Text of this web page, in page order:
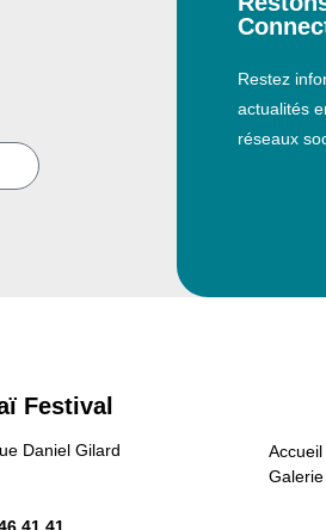
Restez
actualités
réseaux
Festival
Daniel Gilard
Accueil